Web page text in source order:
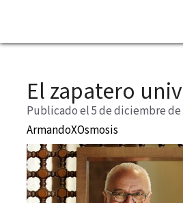
Saltar
contenidoEl zapatero
Publicado el 5 de diciembre de
ArmandoXOsmosis